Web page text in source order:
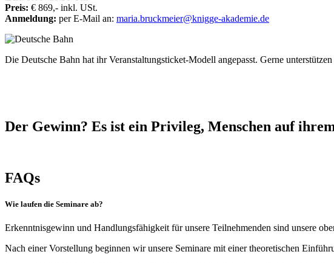
Preis: € 869,- inkl. USt.
Anmeldung: per E-Mail an: maria.bruckmeier@knigge-akademie.de
Die Deutsche Bahn hat ihr Veranstaltungsticket-Modell angepasst. Gerne
Der Gewinn? Es ist ein Privileg, Menschen auf
FAQs
Wie laufen die Seminare ab?
Erkenntnisgewinn und Handlungsfähigkeit für unsere Teilnehmenden sind unsere
Nach einer Vorstellung beginnen wir unsere Seminare mit einer theoretischen